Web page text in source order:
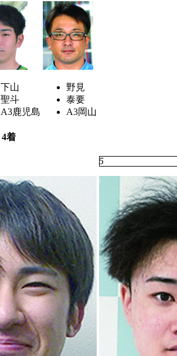
下山
聖斗
A3鹿児島
野見
泰要
A3岡山
4着
5